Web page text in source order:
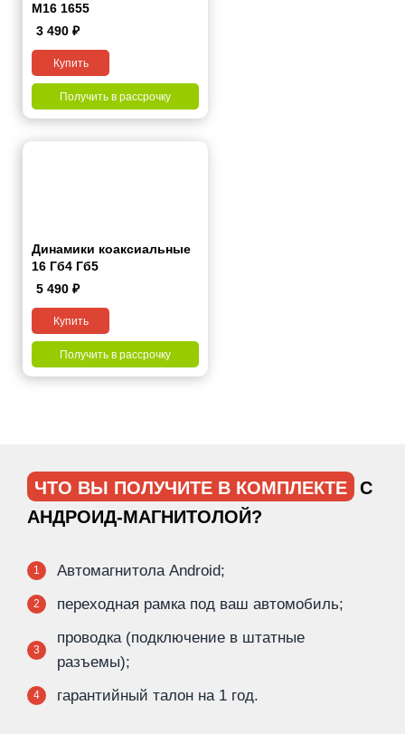
M16 1655
3 490 ₽
Купить
Получить в рассрочку
Динамики коаксиальные
16 Гб4 Гб5
5 490 ₽
Купить
Получить в рассрочку
ЧТО ВЫ ПОЛУЧИТЕ В КОМПЛЕКТЕ
С
АНДРОИД-МАГНИТОЛОЙ?
1 Автомагнитола Android;
2 переходная рамка под ваш автомобиль;
3
проводка (подключение в штатные
разъемы);
4 гарантийный талон на 1 год.